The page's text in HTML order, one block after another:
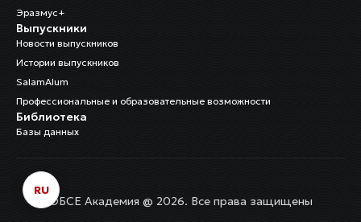
Эразмус+
Выпускники
Новости выпускников
Истории выпускников
SalamAlum
Профессиональные и образовательные возможности
Библиотека
Базы данных
ОБСЕ Академия @ 2026. Все права защищены
RU